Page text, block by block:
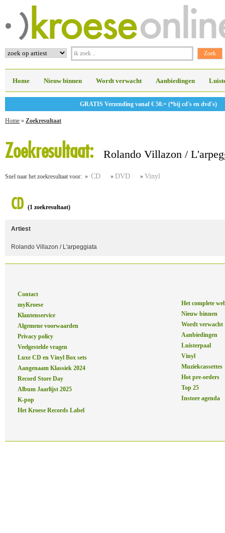
Home Nieuw binnen Wordt verwacht Aanbiedingen
GRATIS Verzending vanaf € 50.= (*bij cd's en dvd's)
Home » Zoekresultaat
Zoekresultaat: Rolando Villazon /
Snel naar het zoekresultaat voor: » CD » DVD » Vinyl
CD (1 zoekresultaat)
Artiest
Rolando Villazon / L'arpeggiata
Contact
myKroese
Klantenservice
Algemene voorwaarden
Privacy policy
Veelgestelde vragen
Luxe CD en Vinyl Box sets
Aangenaam Klassiek 2024
Record Store Day
Album Jaarlijst 2025
K-pop
Het Kroese Records Label
Het complete
Nieuw binnen
Wordt verwacht
Aanbiedingen
Luisterpaal
Vinyl
Muziekcassettes
Hot pre-orders
Top 25
Instore agenda